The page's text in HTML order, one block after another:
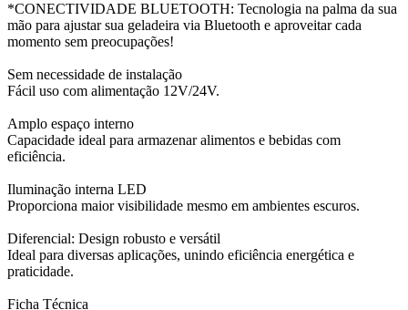
*CONECTIVIDADE BLUETOOTH: Tecnologia na palma da sua
mão para ajustar sua geladeira via Bluetooth e aproveitar cada
momento sem preocupações!
Sem necessidade de instalação
Fácil uso com alimentação 12V/24V.
Amplo espaço interno
Capacidade ideal para armazenar alimentos e bebidas com
eficiência.
Iluminação interna LED
Proporciona maior visibilidade mesmo em ambientes escuros.
Diferencial: Design robusto e versátil
Ideal para diversas aplicações, unindo eficiência energética e
praticidade.
Ficha Técnica